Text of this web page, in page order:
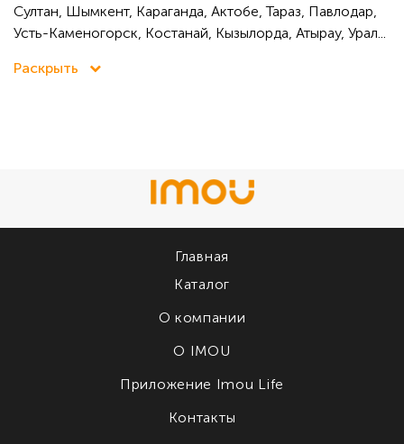
Султан, Шымкент, Караганда, Актобе, Тараз, Павлодар,
Усть-Каменогорск, Костанай, Кызылорда, Атырау, Урал...
Раскрыть
Главная
Каталог
О компании
О IMOU
Приложение Imou Life
Контакты